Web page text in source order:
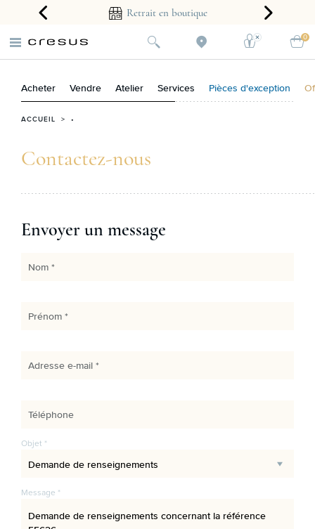
2 ans Retrait en boutique
0
Acheter Vendre Atelier Services Pièces d'exception
ACCUEIL > •
Contactez-nous
Envoyer un message
Nom *
Prénom *
Adresse e-mail *
Téléphone
Objet *
Message *